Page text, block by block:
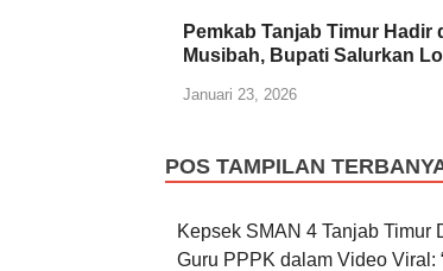
Pemkab Tanjab Timur Hadir
Musibah, Bupati Salurkan
Januari 23, 2026
POS TAMPILAN
Kepsek SMAN 4 Tanjab Timur
Guru PPPK dalam Video Viral: